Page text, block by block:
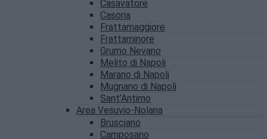
Casavatore
Casoria
Frattamaggiore
Frattaminore
Grumo Nevano
Melito di Napoli
Marano di Napoli
Mugnano di Napoli
Sant’Antimo
Area Vesuvio-Nolana
Brusciano
Camposano